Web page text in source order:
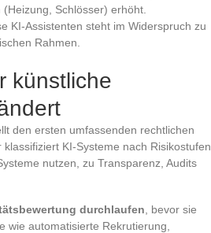
Schlösser) erhöht.
KI-Assistenten steht im Widerspruch zu
Rahmen.
künstliche
den ersten umfassenden rechtlichen
KI-Systeme nach Risikostufen
nutzen, zu Transparenz, Audits
durchlaufen , bevor sie
wie automatisierte Rekrutierung,